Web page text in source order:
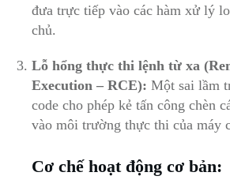
đưa trực tiếp vào các hàm xử lý
chủ.
Lỗ hổng thực thi lệnh từ xa
Execution – RCE): Một sai lầm
code cho phép kẻ tấn công chèn
vào môi trường thực thi của máy
Cơ chế hoạt động cơ bản: